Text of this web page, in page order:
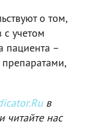
о том,
с учетом
пациента –
препаратами,
в
читайте нас